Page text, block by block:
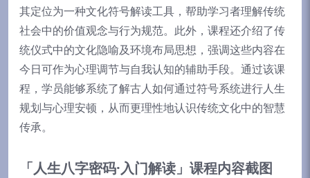
其定位为一种文化符号解读工具，帮助学习者理解传统
社会中的价值观念与行为规范。此外，课程还介绍了传
统仪式中的文化隐喻及环境布局思想，强调这些内容在
今日可作为心理调节与自我认知的辅助手段。通过该课
程，学员能够系统了解古人如何通过符号系统进行人生
规划与心理安顿，从而更理性地认识传统文化中的智慧
传承。
「人生八字密码·入门解读」课程内容截图